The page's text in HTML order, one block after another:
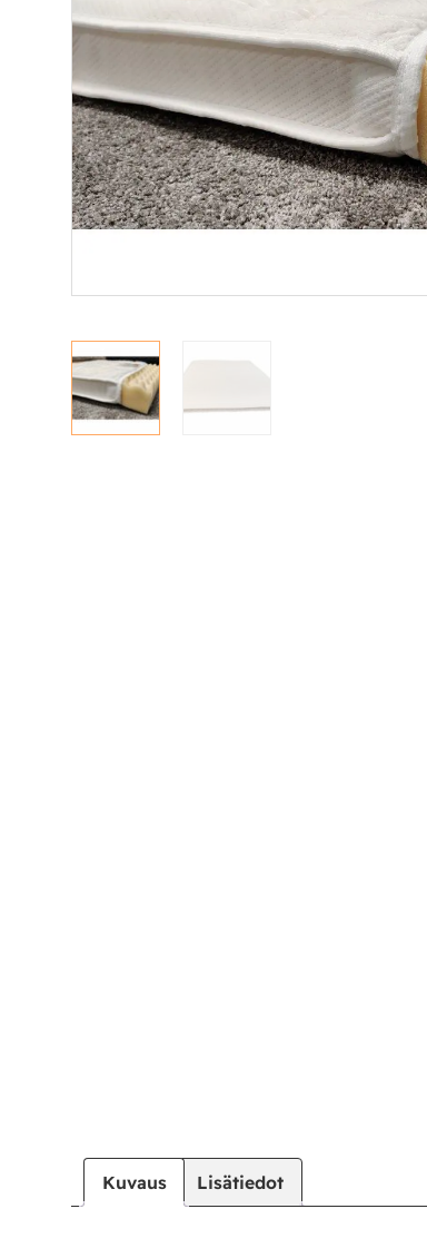
Jenkkisängyt
Runkosängyt
Säätösängyt
Patjat
Petauspatjat
Kerros- ja parvisängyt
Yöpöydät
Kuvaus Lisätiedot